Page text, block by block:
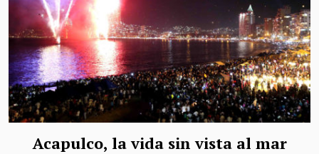
Acapulco, la vida sin vista al mar